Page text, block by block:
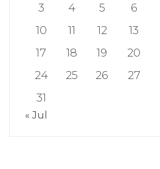
3
4 5 6
10
11 12 13
17
18 19 20
24
25 26 27
31
« Jul